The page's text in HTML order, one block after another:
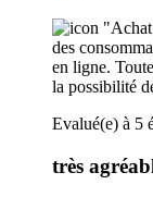
des
en ligne.
la possibilité
Evalué(e) à 5
très